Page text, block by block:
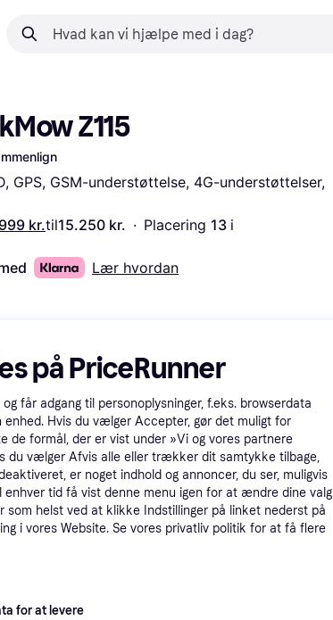
Z115
GPS, GSM-understøttelse, 4G-understøttelser,
kr.til15.250 kr. · Placering 13 i
Lær hvordan
Promoveret
på PriceRunner
får adgang til personoplysninger, f.eks. browserdata
Hvis du vælger Accepter, gør det muligt for
de formål, der er vist under »Vi og vores partnere
du vælger Afvis alle eller trækker dit samtykke tilbage,
er noget indhold og annoncer, du ser, muligvis
enhver tid få vist denne menu igen for at ændre dine valg
helst ved at klikke Indstillinger på linket nederst på
i vores Website. Se vores privatliv politik for at få flere
for at levere